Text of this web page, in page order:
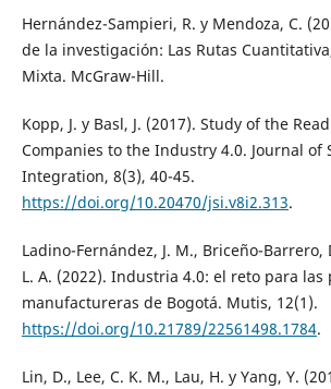
Hernández-Sampieri, R. y Mendoza, C.
de la investigación: Las Rutas
Mixta. McGraw-Hill.
Kopp, J. y Basl, J. (2017). Study of the
Companies to the Industry 4.0. Journal of
Integration, 8(3), 40-45.
https://doi.org/10.20470/jsi.v8i2.313.
Ladino-Fernández, J. M., Briceño-Barrero,
L. A. (2022). Industria 4.0: el reto para las
manufactureras de Bogotá. Mutis, 12(1).
https://doi.org/10.21789/22561498.1784.
Lin, D., Lee, C. K. M., Lau, H. y Yang, Y.